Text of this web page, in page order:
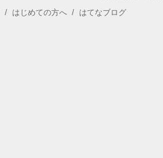
/ はじめての方へ / はてなブログ